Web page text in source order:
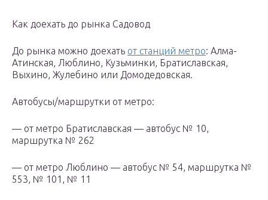
Как доехать до рынка Садовод
До рынка можно доехать от станций метро: Алма-
Атинская, Люблино, Кузьминки, Братиславская,
Выхино, Жулебино или Домодедовская.
Автобусы/маршрутки от метро:
— от метро Братиславская — автобус № 10,
маршрутка № 262
— от метро Люблино — автобус № 54, маршрутка №
553, № 101, № 11